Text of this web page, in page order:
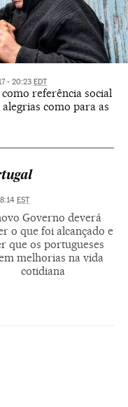
- 20:23 EDT
referência social
como para as
EST
Governo deverá
o que foi alcançado e
que os portugueses
melhorias na vida
cotidiana